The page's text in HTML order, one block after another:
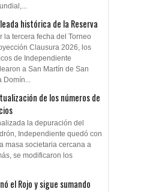
histórica de la Reserva
la tercera fecha del Torneo
Clausura 2026, los
de Independiente
a San Martín de San
Domín...
de los números de
la depuración del
Independiente quedó con
masa societaria cercana a
se modificaron los
el Rojo y sigue sumando